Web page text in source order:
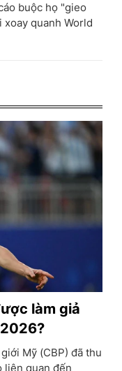
buộc họ "gieo
xoay quanh World
làm giả
Mỹ (CBP) đã thu
liên quan đến